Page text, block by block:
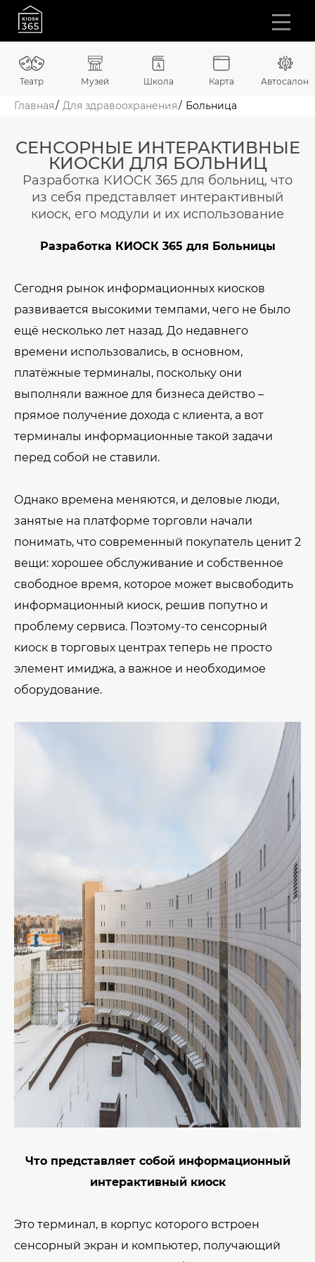
Театр Музей Школа Карта Автосалон
Главная Для здравоохранения Больница
СЕНСОРНЫЕ ИНТЕРАКТИВНЫЕ
КИОСКИ ДЛЯ БОЛЬНИЦ
Разработка КИОСК 365 для больниц, что
из себя представляет интерактивный
киоск, его модули и их использование
Разработка КИОСК 365 для Больницы
Сегодня рынок информационных киосков
развивается высокими темпами, чего не было
ещё несколько лет назад. До недавнего
времени использовались, в основном,
платёжные терминалы, поскольку они
выполняли важное для бизнеса действо –
прямое получение дохода с клиента, а вот
терминалы информационные такой задачи
перед собой не ставили.
Однако времена меняются, и деловые люди,
занятые на платформе торговли начали
понимать, что современный покупатель ценит 2
вещи: хорошее обслуживание и собственное
свободное время, которое может высвободить
информационный киоск, решив попутно и
проблему сервиса. Поэтому-то сенсорный
киоск в торговых центрах теперь не просто
элемент имиджа, а важное и необходимое
оборудование.
Что представляет собой информационный
интерактивный киоск
Это терминал, в корпус которого встроен
сенсорный экран и компьютер, получающий